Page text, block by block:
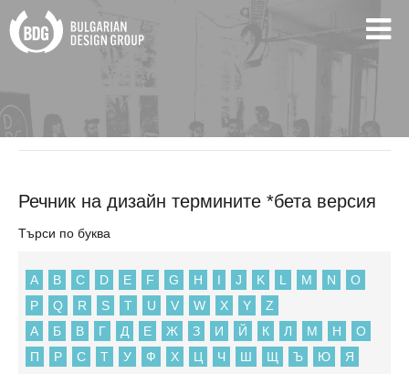
Речник на дизайн термините *бета версия
Търси по буква
A B C D E F G H I J K L M N
O
P
Q R S T U V W X Y
Z
А
Б В Г Д Е Ж З И Й К Л М Н
О
П
Р С Т У Ф Х Ц Ч Ш Щ Ъ Ю Я